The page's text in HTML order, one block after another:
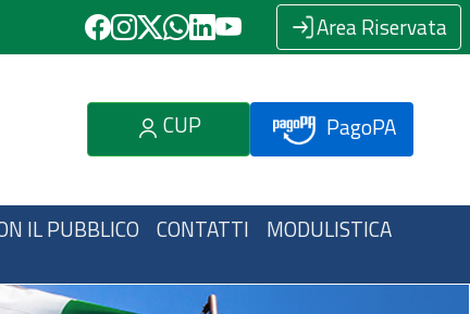
Area Riservata
CUP PagoPA
IL PUBBLICO CONTATTI MODULISTICA